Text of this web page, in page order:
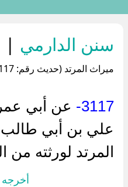
سنن الدارمي |
ميراث المرتد (حديث رقم: 3117 )
3117-
عن أبي
علي بن أبي
المرتد لورثته من